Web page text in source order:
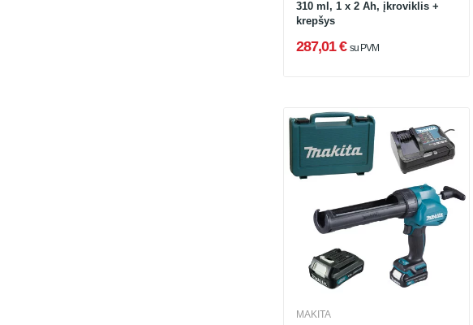
310 ml, 1 x 2 Ah, įkroviklis +
krepšys
287,01 € su PVM
MAKITA